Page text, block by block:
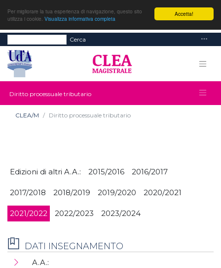
Accetta!
Per migliorare la tua esperienza di navigazione, questo sito
utilizza i cookie. Visualizza informativa completa
Cerca
Diritto processuale tributario
CLEA/M Diritto processuale tributario
Edizioni di altri A.A.: 2015/2016 2016/2017
2017/2018 2018/2019 2019/2020 2020/2021
2021/2022 2022/2023 2023/2024
DATI INSEGNAMENTO
A.A.: